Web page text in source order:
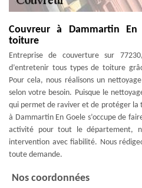
Couvreur à Dammartin
toiture
Entreprise de couverture sur
d’entretenir tous types de toiture
Pour cela, nous réalisons un
selon votre besoin. Puisque le
qui permet de raviver et de protéger
à Dammartin En Goele s’occupe de
activité pour tout le département,
intervention avec fiabilité. Nous
toute demande.
Nos coordonnées